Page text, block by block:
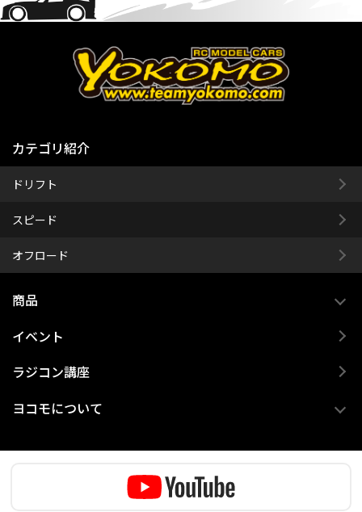
カテゴリ紹介
ドリフト
スピード
オフロード
商品
イベント
ラジコン講座
ヨコモについて